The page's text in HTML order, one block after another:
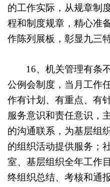
的工作实际，从规章制
程和制度规章，精心准
作陈列展板，彰显九三特
16、机关管理有条
公例会制度， 当月工作
作有计划、有重点、有
服务意识和责任意识，
的沟通联系，为基层组
的组织活动提供服务；
室、基层组织全年工作
终组织总结、考核和通报